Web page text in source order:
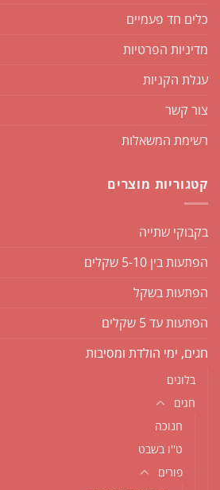
כלים חד פעמיים
מדיניות הפרטיות
עגלת הקניות
צור קשר
רשימת המשאלות
קטגוריות מוצרים
בקבוקי שתייה
הפתעות בין 5-10 שקלים
הפתעות בשקל
הפתעות עד 5 שקלים
חגים, ימי הולדת ומסיבות
בלונים
חגים
חנוכה
ט''ו בשבט
פורים